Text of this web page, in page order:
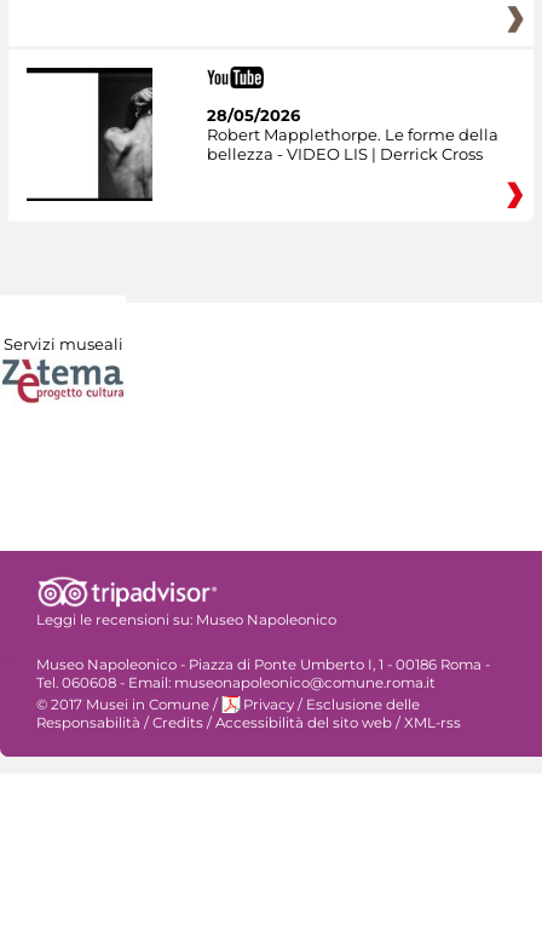
28/05/2026
Robert Mapplethorpe. Le forme della
bellezza - VIDEO LIS | Derrick Cross
Servizi museali
Leggi le recensioni su: Museo Napoleonico
Museo Napoleonico - Piazza di Ponte Umberto I, 1 - 00186 Roma -
Tel. 060608 - Email: museonapoleonico@comune.roma.it
© 2017 Musei in Comune / Privacy / Esclusione delle
Responsabilità /Credits /Accessibilità del sito web /XML-rss